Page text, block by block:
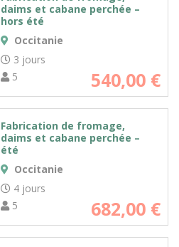
daims et cabane perchée –
hors été
Occitanie
3 jours
5
540,00 €
Fabrication de fromage,
daims et cabane perchée –
été
Occitanie
4 jours
5
682,00 €